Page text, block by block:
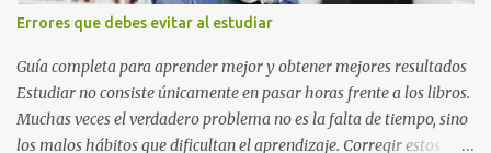
también representan elementos clave de la saga: · E de Estrella :
El ítem que nos da la invencibilidad necesaria para atravesar
cualquier obstáculo. · ...
Errores que debes evitar al estudiar
Guía completa para aprender mejor y obtener mejores resultados
Estudiar no consiste únicamente en pasar horas frente a los libros.
Muchas veces el verdadero problema no es la falta de tiempo, sino
los malos hábitos que dificultan el aprendizaje. Corregir estos